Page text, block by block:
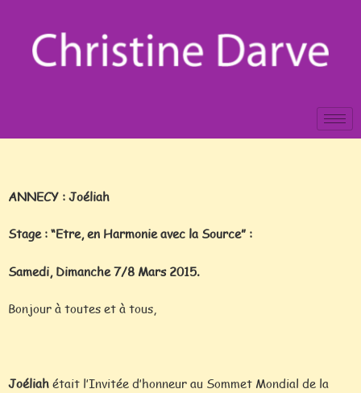
ANNECY : Joéliah
Stage : “Etre, en Harmonie avec la Source” :
Samedi, Dimanche 7/8 Mars 2015.
Bonjour à toutes et à tous,
Joéliahétait l’Invitée d’honneur au Sommet Mondial de la